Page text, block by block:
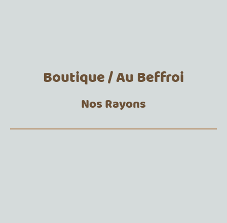
Boutique / Au Beffroi
Nos Rayons